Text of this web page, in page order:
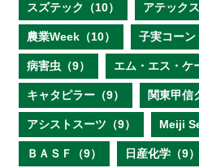
スズテック（10） アテック
農業Week（10） 子実コーン
病害虫（9） エム・エス・ケ
キャタピラー（9） 関東甲信
アシストスーツ（9） Meiji
ＢＡＳＦ（9） 日産化学（9）